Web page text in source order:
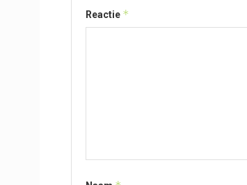
Reactie *